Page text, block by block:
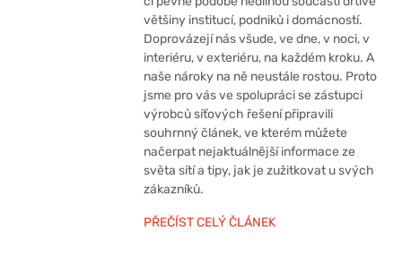
většiny institucí, podniků i domácností.
Doprovázejí nás všude, ve dne, v noci, v
interiéru, v exteriéru, na každém kroku. A
naše nároky na ně neustále rostou. Proto
jsme pro vás ve spolupráci se zástupci
výrobců síťových řešení připravili
souhrnný článek, ve kterém můžete
načerpat nejaktuálnější informace ze
světa sítí a tipy, jak je zužitkovat u svých
zákazníků.
PŘEČÍST CELÝ ČLÁNEK